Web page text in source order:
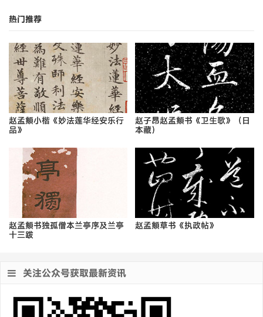
热门推荐
赵孟頫小楷《妙法莲华经安乐行
品》
赵子昂赵孟頫书《卫生歌》（日
本藏）
赵孟頫书独孤僧本兰亭序及兰亭
十三跋
赵孟頫草书《执政帖》
关注公众号获取最新资讯